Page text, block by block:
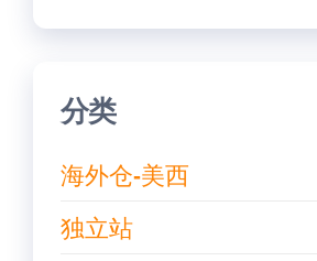
分类
海外仓-美西
独立站